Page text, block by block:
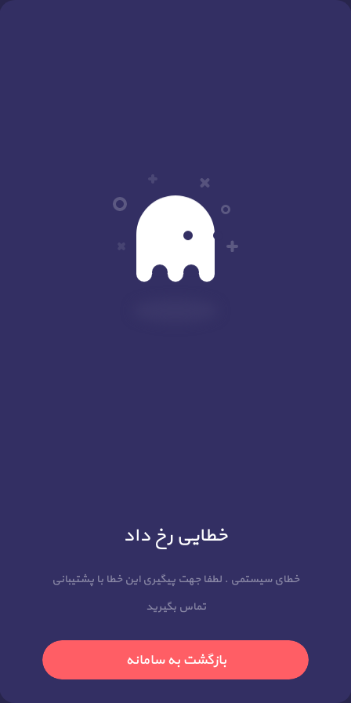
خطایی رخ داد
خطای سیستمی . لطفا جهت پیگیری این خطا با پشتیبانی
تماس بگیرید
بازگشت به سامانه